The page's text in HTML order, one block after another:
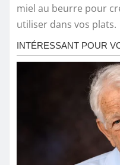
miel au beurre pour
utiliser dans vos plats.